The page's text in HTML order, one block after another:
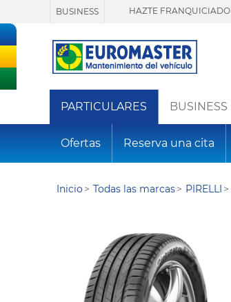
BUSINESS HAZTE FRANQUICIADO
PARTICULARES BUSINESS
Ofertas Reserva una cita
Inicio Todas las marcas PIRELLI